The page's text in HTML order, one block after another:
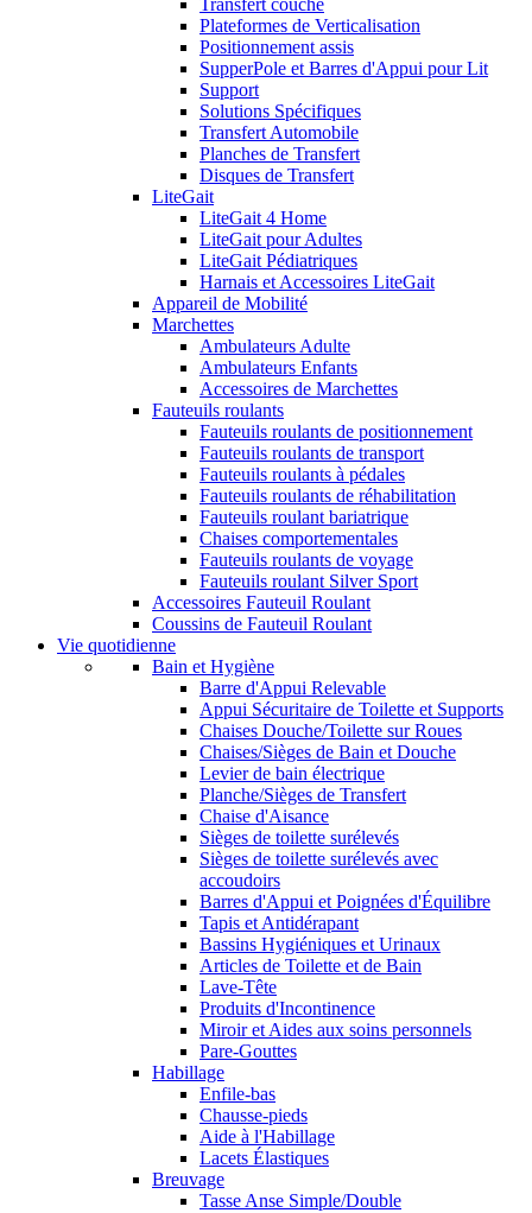
Transfert couché
Plateformes de Verticalisation
Positionnement assis
SupperPole et Barres d'Appui pour Lit
Support
Solutions Spécifiques
Transfert Automobile
Planches de Transfert
Disques de Transfert
LiteGait
LiteGait 4 Home
LiteGait pour Adultes
LiteGait Pédiatriques
Harnais et Accessoires LiteGait
Appareil de Mobilité
Marchettes
Ambulateurs Adulte
Ambulateurs Enfants
Accessoires de Marchettes
Fauteuils roulants
Fauteuils roulants de positionnement
Fauteuils roulants de transport
Fauteuils roulants à pédales
Fauteuils roulants de réhabilitation
Fauteuils roulant bariatrique
Chaises comportementales
Fauteuils roulants de voyage
Fauteuils roulant Silver Sport
Accessoires Fauteuil Roulant
Coussins de Fauteuil Roulant
Vie quotidienne
Bain et Hygiène
Barre d'Appui Relevable
Appui Sécuritaire de Toilette et Supports
Chaises Douche/Toilette sur Roues
Chaises/Sièges de Bain et Douche
Levier de bain électrique
Planche/Sièges de Transfert
Chaise d'Aisance
Sièges de toilette surélevés
Sièges de toilette surélevés avec
accoudoirs
Barres d'Appui et Poignées d'Équilibre
Tapis et Antidérapant
Bassins Hygiéniques et Urinaux
Articles de Toilette et de Bain
Lave-Tête
Produits d'Incontinence
Miroir et Aides aux soins personnels
Pare-Gouttes
Habillage
Enfile-bas
Chausse-pieds
Aide à l'Habillage
Lacets Élastiques
Breuvage
Tasse Anse Simple/Double